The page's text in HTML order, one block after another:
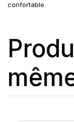
confortable.